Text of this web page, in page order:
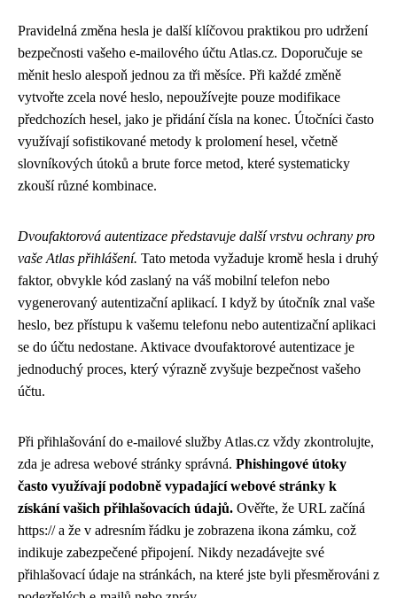
Pravidelná změna hesla je další klíčovou praktikou pro udržení
bezpečnosti vašeho e-mailového účtu Atlas.cz. Doporučuje se
měnit heslo alespoň jednou za tři měsíce. Při každé změně
vytvořte zcela nové heslo, nepoužívejte pouze modifikace
předchozích hesel, jako je přidání čísla na konec. Útočníci často
využívají sofistikované metody k prolomení hesel, včetně
slovníkových útoků a brute force metod, které systematicky
zkouší různé kombinace.
Dvoufaktorová autentizace představuje další vrstvu ochrany pro
vaše Atlas přihlášení. Tato metoda vyžaduje kromě hesla i druhý
faktor, obvykle kód zaslaný na váš mobilní telefon nebo
vygenerovaný autentizační aplikací. I když by útočník znal vaše
heslo, bez přístupu k vašemu telefonu nebo autentizační aplikaci
se do účtu nedostane. Aktivace dvoufaktorové autentizace je
jednoduchý proces, který výrazně zvyšuje bezpečnost vašeho
účtu.
Při přihlašování do e-mailové služby Atlas.cz vždy zkontrolujte,
zda je adresa webové stránky správná. Phishingové útoky
často využívají podobně vypadající webové stránky k
získání vašich přihlašovacích údajů. Ověřte, že URL začíná
https:// a že v adresním řádku je zobrazena ikona zámku, což
indikuje zabezpečené připojení. Nikdy nezadávejte své
přihlašovací údaje na stránkách, na které jste byli přesměrováni z